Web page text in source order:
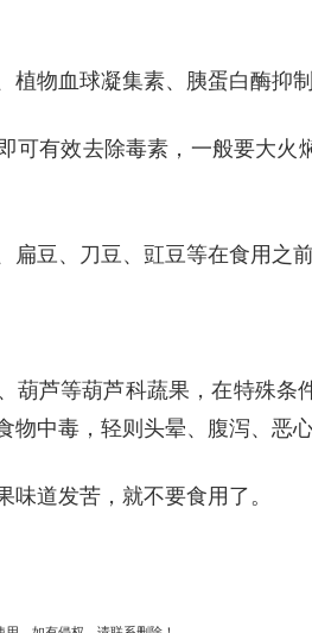
植物血球凝集素、胰蛋白酶抑
可有效去除毒素，一般要大
扁豆、刀豆、豇豆等在食用之
葫芦等葫芦科蔬果，在特殊
物中毒，轻则头晕、腹泻、恶
味道发苦，就不要食用了。